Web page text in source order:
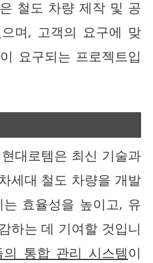
철도 차량 제작 및 공
며, 고객의 요구에 맞
요구되는 프로젝트입
대로템은 최신 기술과
세대 철도 차량을 개발
효율성을 높이고, 유
하는 데 기여할 것입니
통합 관리 시스템이